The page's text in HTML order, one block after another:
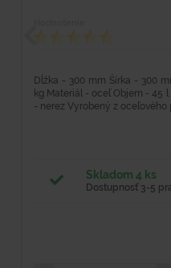
Dĺžka - 300 mm Šírka - 300
kg Materiál - oceľ Objem - 45
- nerez Vyrobený z oceľového
Skladom 4 ks
Dostupnosť 3-5